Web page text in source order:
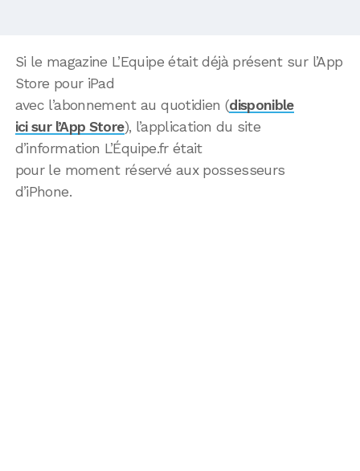
Si le magazine L’Equipe était déjà présent sur l’App
Store pour iPad
avec l’abonnement au quotidien (disponible
ici sur l’App Store), l’application du site
d’information L’Équipe.fr était
pour le moment réservé aux possesseurs
d’iPhone.